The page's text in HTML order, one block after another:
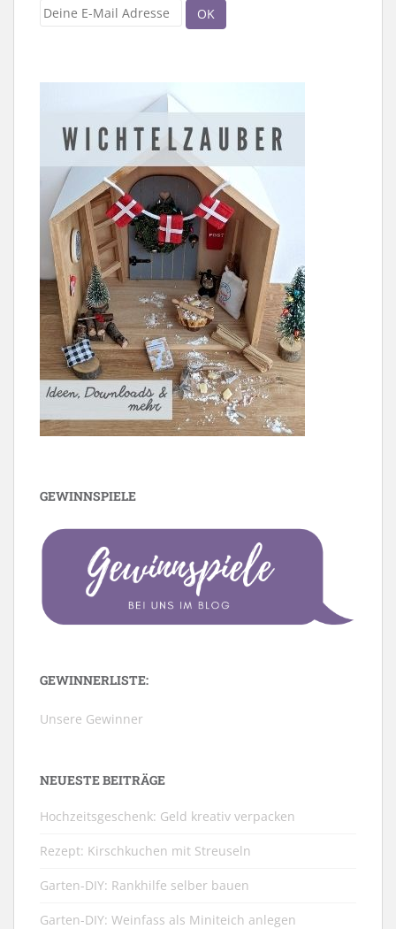
GEWINNSPIELE
GEWINNERLISTE:
Unsere Gewinner
NEUESTE BEITRÄGE
Hochzeitsgeschenk: Geld kreativ verpacken
Rezept: Kirschkuchen mit Streuseln
Garten-DIY: Rankhilfe selber bauen
Garten-DIY: Weinfass als Miniteich anlegen